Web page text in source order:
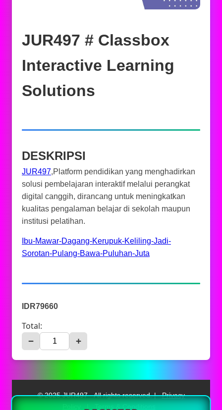
JUR497 # Classbox
Interactive Learning
Solutions
DESKRIPSI
JUR497,Platform pendidikan yang menghadirkan
solusi pembelajaran interaktif melalui perangkat
digital canggih, dirancang untuk meningkatkan
kualitas pengalaman belajar di sekolah maupun
institusi pelatihan.
Ibu-Mawar-Dagang-Kerupuk-Keliling-Jadi-
Sorotan-Pulang-Bawa-Puluhan-Juta
IDR79660
Total:
− +
© 2025 JUR497 - All rights reserved. | Privacy
Policy
Terms & Conditions